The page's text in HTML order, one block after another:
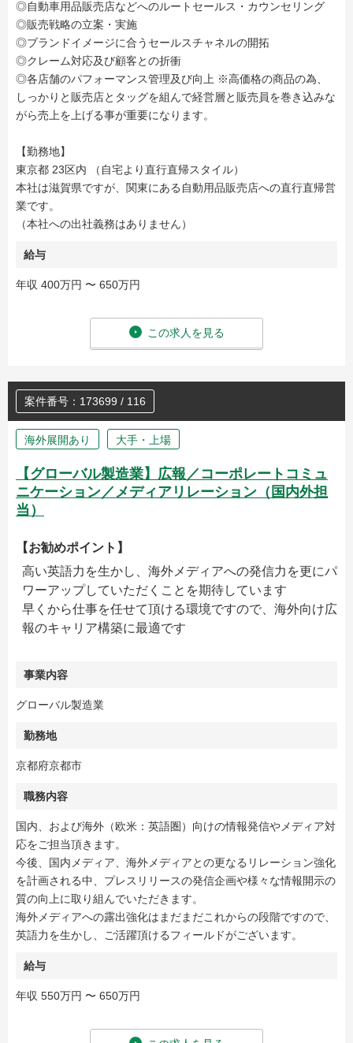
◎自動車用品販売店などへのルートセールス・カウンセリング
◎販売戦略の立案・実施
◎ブランドイメージに合うセールスチャネルの開拓
◎クレーム対応及び顧客との折衝
◎各店舗のパフォーマンス管理及び向上 ※高価格の商品の為、
しっかりと販売店とタッグを組んで経営層と販売員を巻き込みな
がら売上を上げる事が重要になります。
【勤務地】
東京都 23区内 （自宅より直行直帰スタイル）
本社は滋賀県ですが、関東にある自動用品販売店への直行直帰営
業です。
（本社への出社義務はありません）
給与
年収 400万円 〜 650万円
この求人を見る
案件番号：173699 / 116
海外展開あり 大手・上場
【グローバル製造業】広報／コーポレートコミュ
ニケーション／メディアリレーション（国内外担
当）
【お勧めポイント】
高い英語力を生かし、海外メディアへの発信力を更にパ
ワーアップしていただくことを期待しています
早くから仕事を任せて頂ける環境ですので、海外向け広
報のキャリア構築に最適です
事業内容
グローバル製造業
勤務地
京都府京都市
職務内容
国内、および海外（欧米：英語圏）向けの情報発信やメディア対
応をご担当頂きます。
今後、国内メディア、海外メディアとの更なるリレーション強化
を計画される中、プレスリリースの発信企画や様々な情報開示の
質の向上に取り組んでいただきます。
海外メディアへの露出強化はまだまだこれからの段階ですので、
英語力を生かし、ご活躍頂けるフィールドがございます。
給与
年収 550万円 〜 650万円